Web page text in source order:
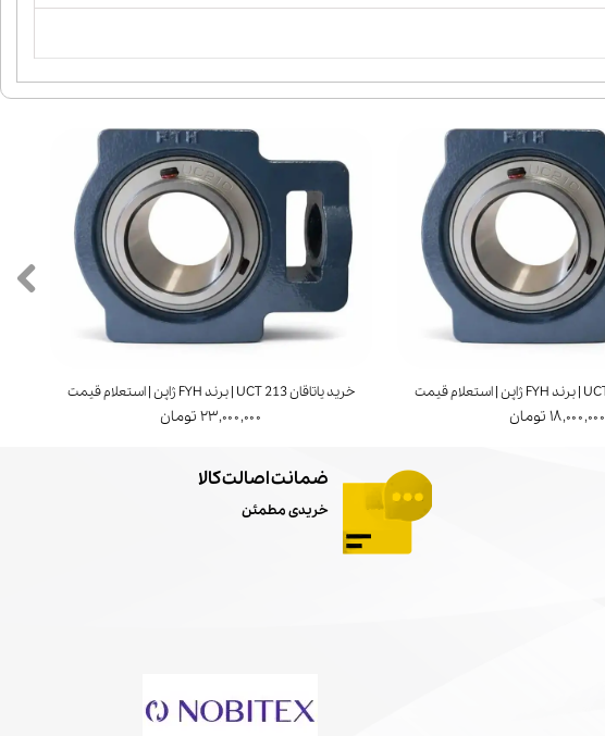
خرید یاتاقان UCT 213 | برند FYH ژاپن | استعلام قیمت
۲۳,۰۰۰,۰۰۰ تومان ۱۸,۰۰۰,۰۰۰ تومان
ضمانت اصالت کالا
خریدی مطمئن